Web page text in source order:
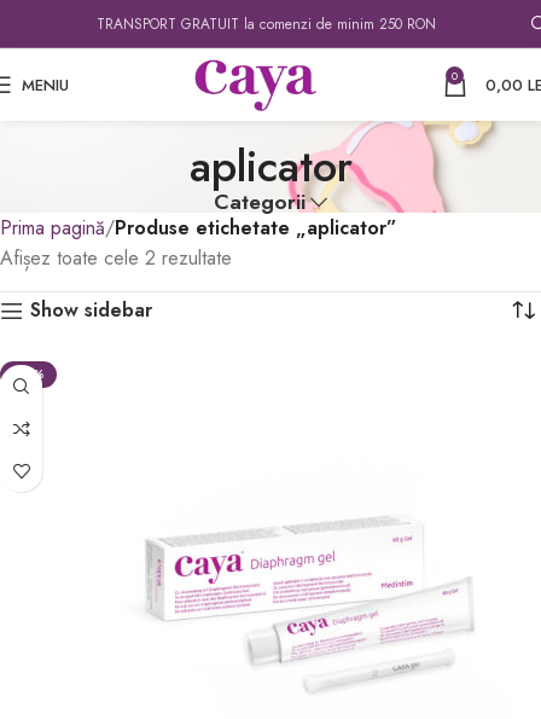
TRANSPORT GRATUIT la comenzi de minim 250 RON
MENIU 0 0,00
aplicator
Categorii
Prima pagină Produse etichetate „aplicator”
Afișez toate cele 2 rezultate
Show sidebar
-28%